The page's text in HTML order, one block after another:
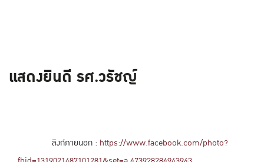
แสดงยินดี รศ.วรัชญ์
ลิงก์ภายนอก : https://www.facebook.com/photo?